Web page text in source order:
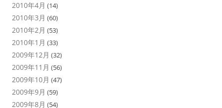
2010年4月 (14)
2010年3月 (60)
2010年2月 (53)
2010年1月 (33)
2009年12月 (32)
2009年11月 (56)
2009年10月 (47)
2009年9月 (59)
2009年8月 (54)